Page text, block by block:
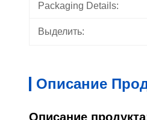
Packaging Details:
Выделить:
Описание
Описание